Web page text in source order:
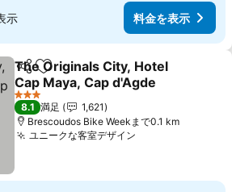
示 料金を表示
シェアお気に入りに追加
The Originals City, Hotel
Cap Maya, Cap d'Agde
3 ホテルのランク
8.1 満足
1,621
Brescoudos Bike Weekまで0.1 km
ユニークな客室デザイン